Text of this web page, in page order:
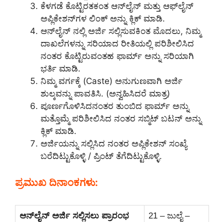
ಕೆಳಗಡೆ ಕೊಟ್ಟಿರತಕಂತ ಆನ್‌ಲೈನ್‌ ಮತ್ತು ಆಫ್‌ಲೈನ್
ಅಪ್ಲಿಕೇಶನ್‌ಗಳ ಲಿಂಕ್ ಅನ್ನು ಕ್ಲಿಕ್ ಮಾಡಿ.
ಆನ್‌ಲೈನ್‌ ನಲ್ಲಿ ಅರ್ಜಿ ಸಲ್ಲಿಸುವಕಿಂತ ಮೊದಲು, ನಿಮ್ಮ
ದಾಖಲೆಗಳನ್ನು ಸರಿಯಾದ ರೀತಿಯಲ್ಲಿ ಪರಿಶೀಲಿಸಿದ
ನಂತರ ಕೊಟ್ಟಿರುವಂತಹ ಫಾರ್ಮ್ ಅನ್ನು ಸರಿಯಾಗಿ
ಭರ್ತಿ ಮಾಡಿ.
ನಿಮ್ಮ ವರ್ಗಕ್ಕೆ (Caste) ಅನುಗುಣವಾಗಿ ಅರ್ಜಿ
ಶುಲ್ಕವನ್ನು ಪಾವತಿಸಿ. (ಅನ್ವಹಿಸಿದರೆ ಮಾತ್ರ)
ಪೂರ್ಣಗೊಳಿಸಿದನಂತರ ತುಂಬಿದ ಫಾರ್ಮ್ ಅನ್ನು
ಮತ್ತೊಮ್ಮೆ ಪರಿಶೀಲಿಸಿದ ನಂತರ ಸಬ್ಮಿಟ್ ಬಟನ್ ಅನ್ನು
ಕ್ಲಿಕ್ ಮಾಡಿ.
ಅರ್ಜಿಯನ್ನು ಸಲ್ಲಿಸಿದ ನಂತರ ಅಪ್ಲಿಕೇಶನ್ ಸಂಖ್ಯೆ
ಬರೆದಿಟ್ಟುಕೊಳ್ಳಿ / ಪ್ರಿಂಟ್ ತೆಗೆದಿಟ್ಟುಕೊಳ್ಳಿ.
ಪ್ರಮುಖ ದಿನಾಂಕಗಳು:
ಆನ್‌ಲೈನ್‌ ಅರ್ಜಿ ಸಲ್ಲಿಸಲು ಪ್ರಾರಂಭ
21 – ಜುಲೈ –